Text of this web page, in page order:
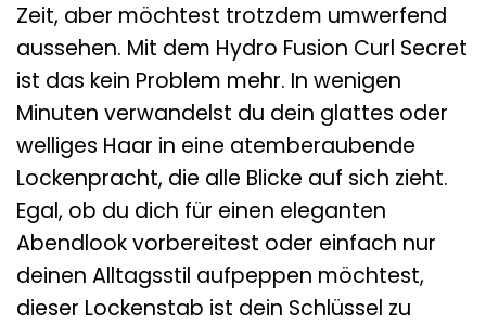
Zeit, aber möchtest trotzdem umwerfend
aussehen. Mit dem Hydro Fusion Curl Secret
ist das kein Problem mehr. In wenigen
Minuten verwandelst du dein glattes oder
welliges Haar in eine atemberaubende
Lockenpracht, die alle Blicke auf sich zieht.
Egal, ob du dich für einen eleganten
Abendlook vorbereitest oder einfach nur
deinen Alltagsstil aufpeppen möchtest,
dieser Lockenstab ist dein Schlüssel zu